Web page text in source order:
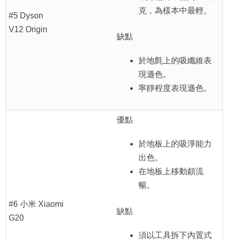
#5 Dyson
V12 Origin
克，為樣本中最輕。
缺點
於地氈上的吸纖維表
現遜色。
寧靜程度表現遜色。
#6 小米 Xiaomi
G20
優點
於地板上的吸淨能力
出色。
在地板上移動頗流
暢。
缺點
須以工具拆下內置式